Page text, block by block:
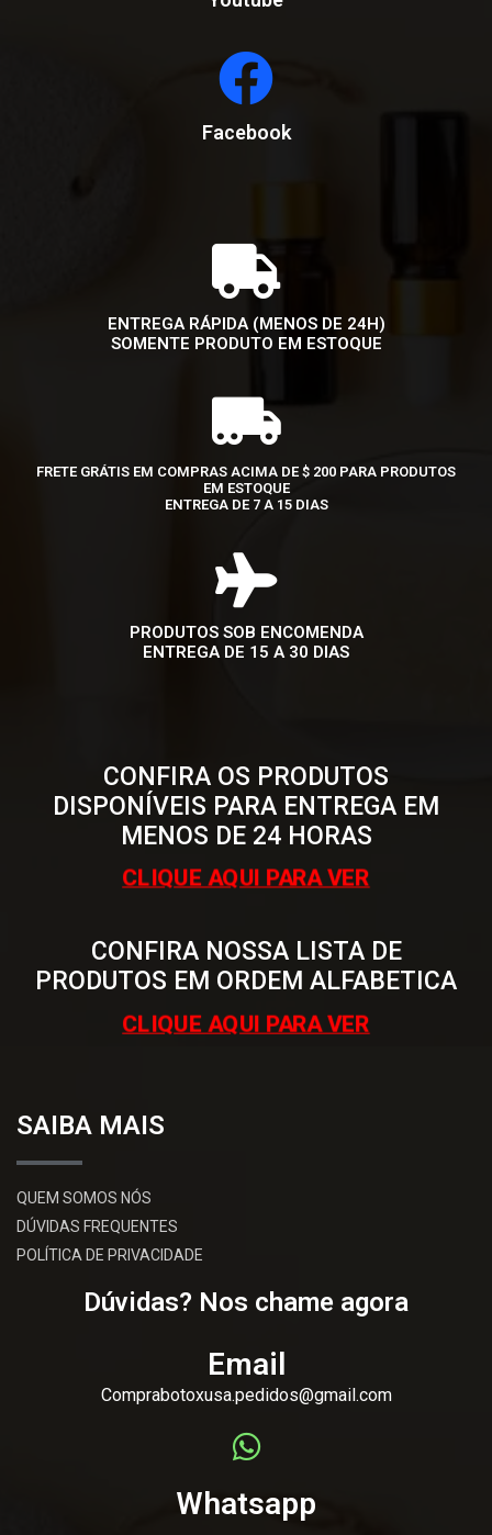
Facebook
ENTREGA RÁPIDA (MENOS DE 24H)
SOMENTE PRODUTO EM ESTOQUE
FRETE GRÁTIS EM COMPRAS ACIMA DE $ 200 PARA PRODUTOS
EM ESTOQUE
ENTREGA DE 7 A 15 DIAS
PRODUTOS SOB ENCOMENDA
ENTREGA DE 15 A 30 DIAS
CONFIRA OS PRODUTOS
DISPONÍVEIS PARA ENTREGA EM
MENOS DE 24 HORAS
CLIQUE AQUI PARA VER
CONFIRA NOSSA LISTA DE
PRODUTOS EM ORDEM ALFABETICA
CLIQUE AQUI PARA VER
SAIBA MAIS
QUEM SOMOS NÓS
DÚVIDAS FREQUENTES
POLÍTICA DE PRIVACIDADE
Dúvidas? Nos chame agora
Email
Comprabotoxusa.pedidos@gmail.com
Whatsapp